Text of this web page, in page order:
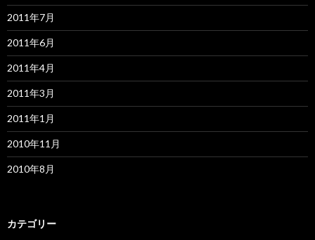
2011年7月
2011年6月
2011年4月
2011年3月
2011年1月
2010年11月
2010年8月
カテゴリー